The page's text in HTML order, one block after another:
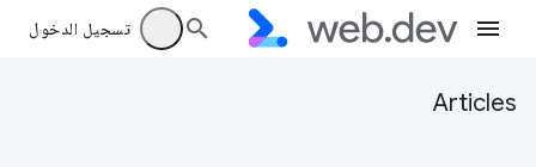
تسجيل الدخول
Articles